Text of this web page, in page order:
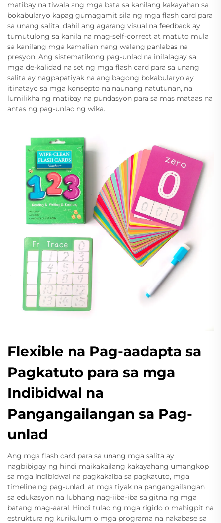
matibay na tiwala ang mga bata sa kanilang kakayahan sa
bokabularyo kapag gumagamit sila ng mga flash card para
sa unang salita, dahil ang agarang visual na feedback ay
tumutulong sa kanila na mag-self-correct at matuto mula
sa kanilang mga kamalian nang walang panlabas na
presyon. Ang sistematikong pag-unlad na inilalagay sa
mga de-kalidad na set ng mga flash card para sa unang
salita ay nagpapatiyak na ang bagong bokabularyo ay
itinatayo sa mga konsepto na naunang natutunan, na
lumilikha ng matibay na pundasyon para sa mas mataas na
antas ng pag-unlad ng wika.
Flexible na Pag-aadapta sa
Pagkatuto para sa mga
Indibidwal na
Pangangailangan sa Pag-
unlad
Ang mga flash card para sa unang mga salita ay
nagbibigay ng hindi maikakailang kakayahang umangkop
sa mga indibidwal na pagkakaiba sa pagkatuto, mga
timeline ng pag-unlad, at mga tiyak na pangangailangan
sa edukasyon na lubhang nag-iiba-iba sa gitna ng mga
batang mag-aaral. Hindi tulad ng mga rigido o mahigpit na
estruktura ng kurikulum o mga programa na nakabase sa